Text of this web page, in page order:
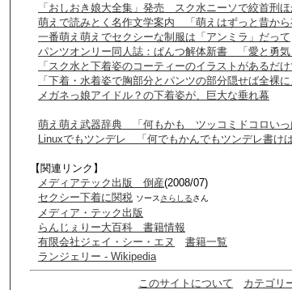
「おしおき娘大全集」発売 スク水ニーソで絞首刑
萌えで読みとく名作文学案内 「萌えはずっと昔から
一番萌え萌えでセクシーな制服は「アンミラ」だって
パンツオンリー同人誌：ぱんつ解体新書 「愛と勇気
「スク水と下着姿のコーティーのイラストがあるだけ
「下着・水着姿で胸部分とパンツの部分隠せば全裸
メガネっ娘アイドル？の下着姿が、巨大な垂れ幕
萌え萌え武器辞典 「何もかも ツッコミドコロいっ
Linuxでもツンデレ 「何でもかんでもツンデレ書けば
【関連リンク】
メディアテック出版 倒産(2008/07)
セクシー下着に関税 ソース さらしるさん
メディア・テック出版
らんじぇりー大百科 書籍情報
有限会社ジェイ・シー・エヌ
書籍一覧
ランジェリー - Wikipedia
このサイトについて カテゴリ